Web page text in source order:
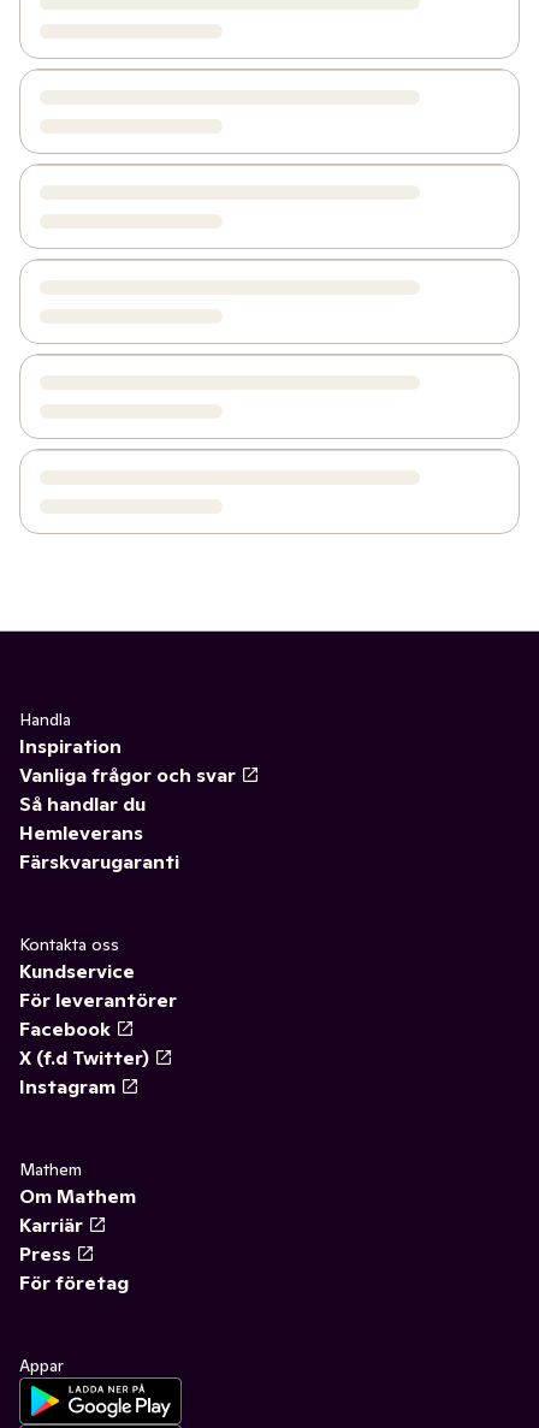
Handla
Inspiration
Vanliga frågor och svar
Så handlar du
Hemleverans
Färskvarugaranti
Kontakta oss
Kundservice
För leverantörer
Facebook
X (f.d Twitter)
Instagram
Mathem
Om Mathem
Karriär
Press
För företag
Appar